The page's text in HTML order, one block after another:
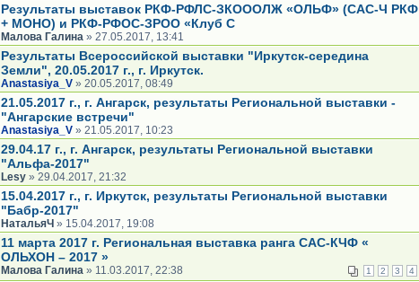
Результаты выставок РКФ-РФЛС-ЗКОООЛЖ «ОЛЬФ» (САС-Ч РКФ
+ МОНО) и РКФ-РФОС-ЗРОО «Клуб С
Малова Галина » 27.05.2017, 13:41
Результаты Всероссийской выставки "Иркутск-середина
Земли", 20.05.2017 г., г. Иркутск.
Anastasiya_V » 20.05.2017, 08:49
21.05.2017 г., г. Ангарск, результаты Региональной выставки -
"Ангарские встречи"
Anastasiya_V » 21.05.2017, 10:23
29.04.17 г., г. Ангарск, результаты Региональной выставки
"Альфа-2017"
Lesy » 29.04.2017, 21:32
15.04.2017 г., г. Иркутск, результаты Региональной выставки
"Бабр-2017"
НатальяЧ » 15.04.2017, 19:08
11 марта 2017 г. Региональная выставка ранга САС-КЧФ «
ОЛЬХОН – 2017 »
1 2 3 4
Малова Галина » 11.03.2017, 22:38